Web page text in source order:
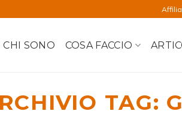
CHI SONO COSA FACCIO
TAG: